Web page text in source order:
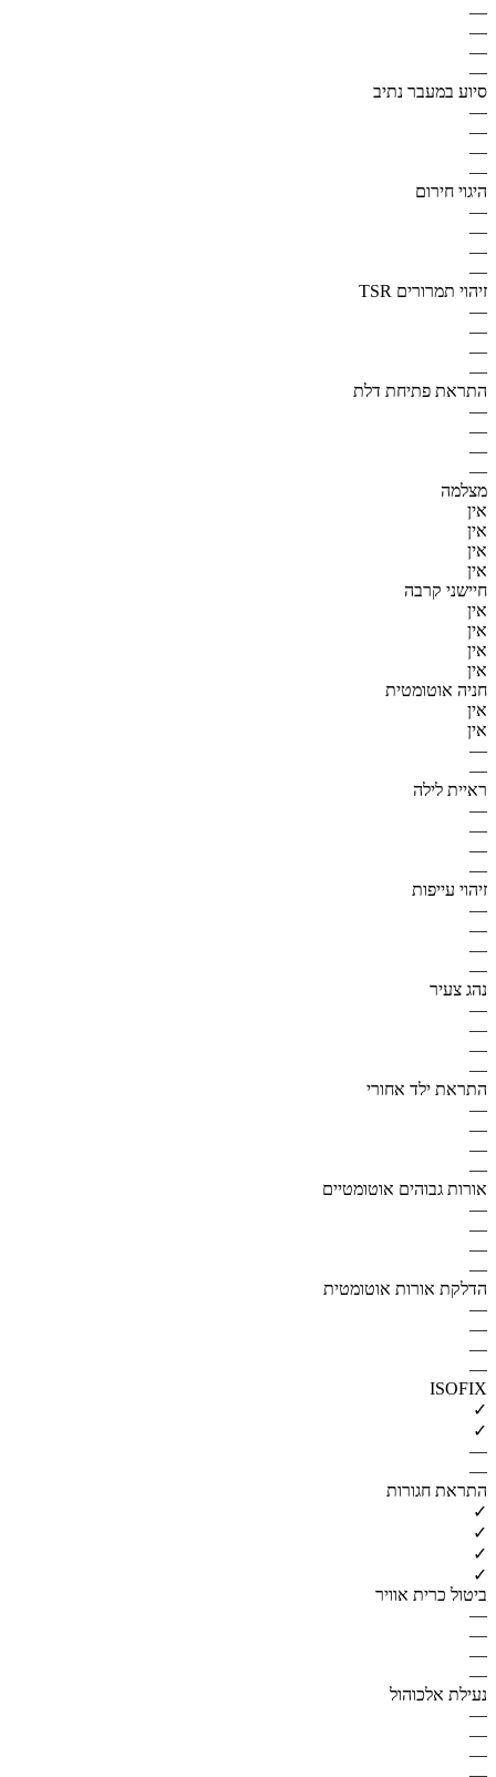
—
—
—
—
סיוע במעבר נתיב
—
—
—
—
היגוי חירום
—
—
—
—
זיהוי תמרורים TSR
—
—
—
—
התראת פתיחת דלת
—
—
—
—
מצלמה
אין
אין
אין
אין
חיישני קרבה
אין
אין
אין
אין
חניה אוטומטית
אין
אין
—
—
ראיית לילה
—
—
—
—
זיהוי עייפות
—
—
—
—
נהג צעיר
—
—
—
—
התראת ילד אחורי
—
—
—
—
אורות גבוהים אוטומטיים
—
—
—
—
הדלקת אורות אוטומטית
—
—
—
—
ISOFIX
✓
✓
—
—
התראת חגורות
✓
✓
✓
✓
ביטול כרית אוויר
—
—
—
—
נעילת אלכוהול
—
—
—